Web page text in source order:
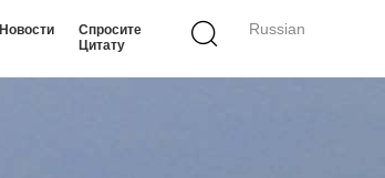
Russian
Новости
Спросите
Цитату